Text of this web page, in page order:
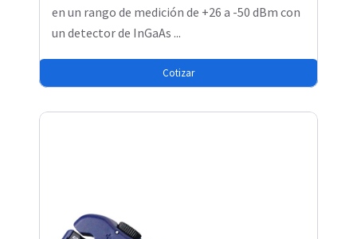
en un rango de medición de +26 a -50 dBm con
un detector de InGaAs ...
Cotizar